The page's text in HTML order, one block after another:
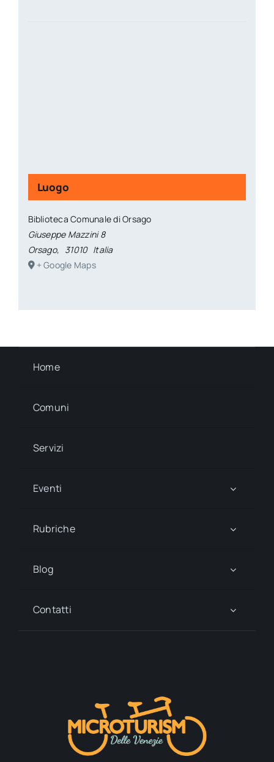
Luogo
Biblioteca Comunale di Orsago
Giuseppe Mazzini 8
Orsago, 31010 Italia
+ Google Maps
Home
Comuni
Servizi
Eventi
Rubriche
Blog
Contatti